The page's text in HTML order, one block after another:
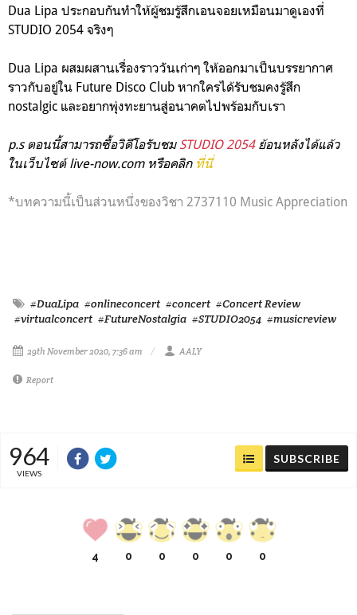
Dua Lipa ประกอบกันทำให้ผู้ชมรู้สึกเอนจอยเหมือนมาดูเองที่
STUDIO 2054 จริงๆ
Dua Lipa ผสมผสานเรื่องราววันเก่าๆ ให้ออกมาเป็นบรรยากาศ
ราวกับอยู่ใน Future Disco Club หากใครได้รับชมคงรู้สึก
nostalgic และอยากพุ่งทะยานสู่อนาคตไปพร้อมกับเรา
p.s ตอนนี้สามารถซื้อวิดีโอรับชม STUDIO 2054ย้อนหลังได้แล้ว
ในเว็บไซต์ live-now.com หรือคลิก ที่นี่
*บทความนี้เป็นส่วนหนึ่งของวิชา 2737110 Music Appreciation
#DuaLipa #onlineconcert #concert #Concert Review
#virtualconcert #FutureNostalgia #STUDIO2054 #musicreview
29th November 2020, 7:36 am AALY
Report
964
VIEWS
SUBSCRIBE
4 0 0 0 0 0